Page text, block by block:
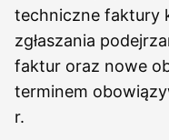
techniczne faktury
zgłaszania
faktur oraz nowe
terminem
r.